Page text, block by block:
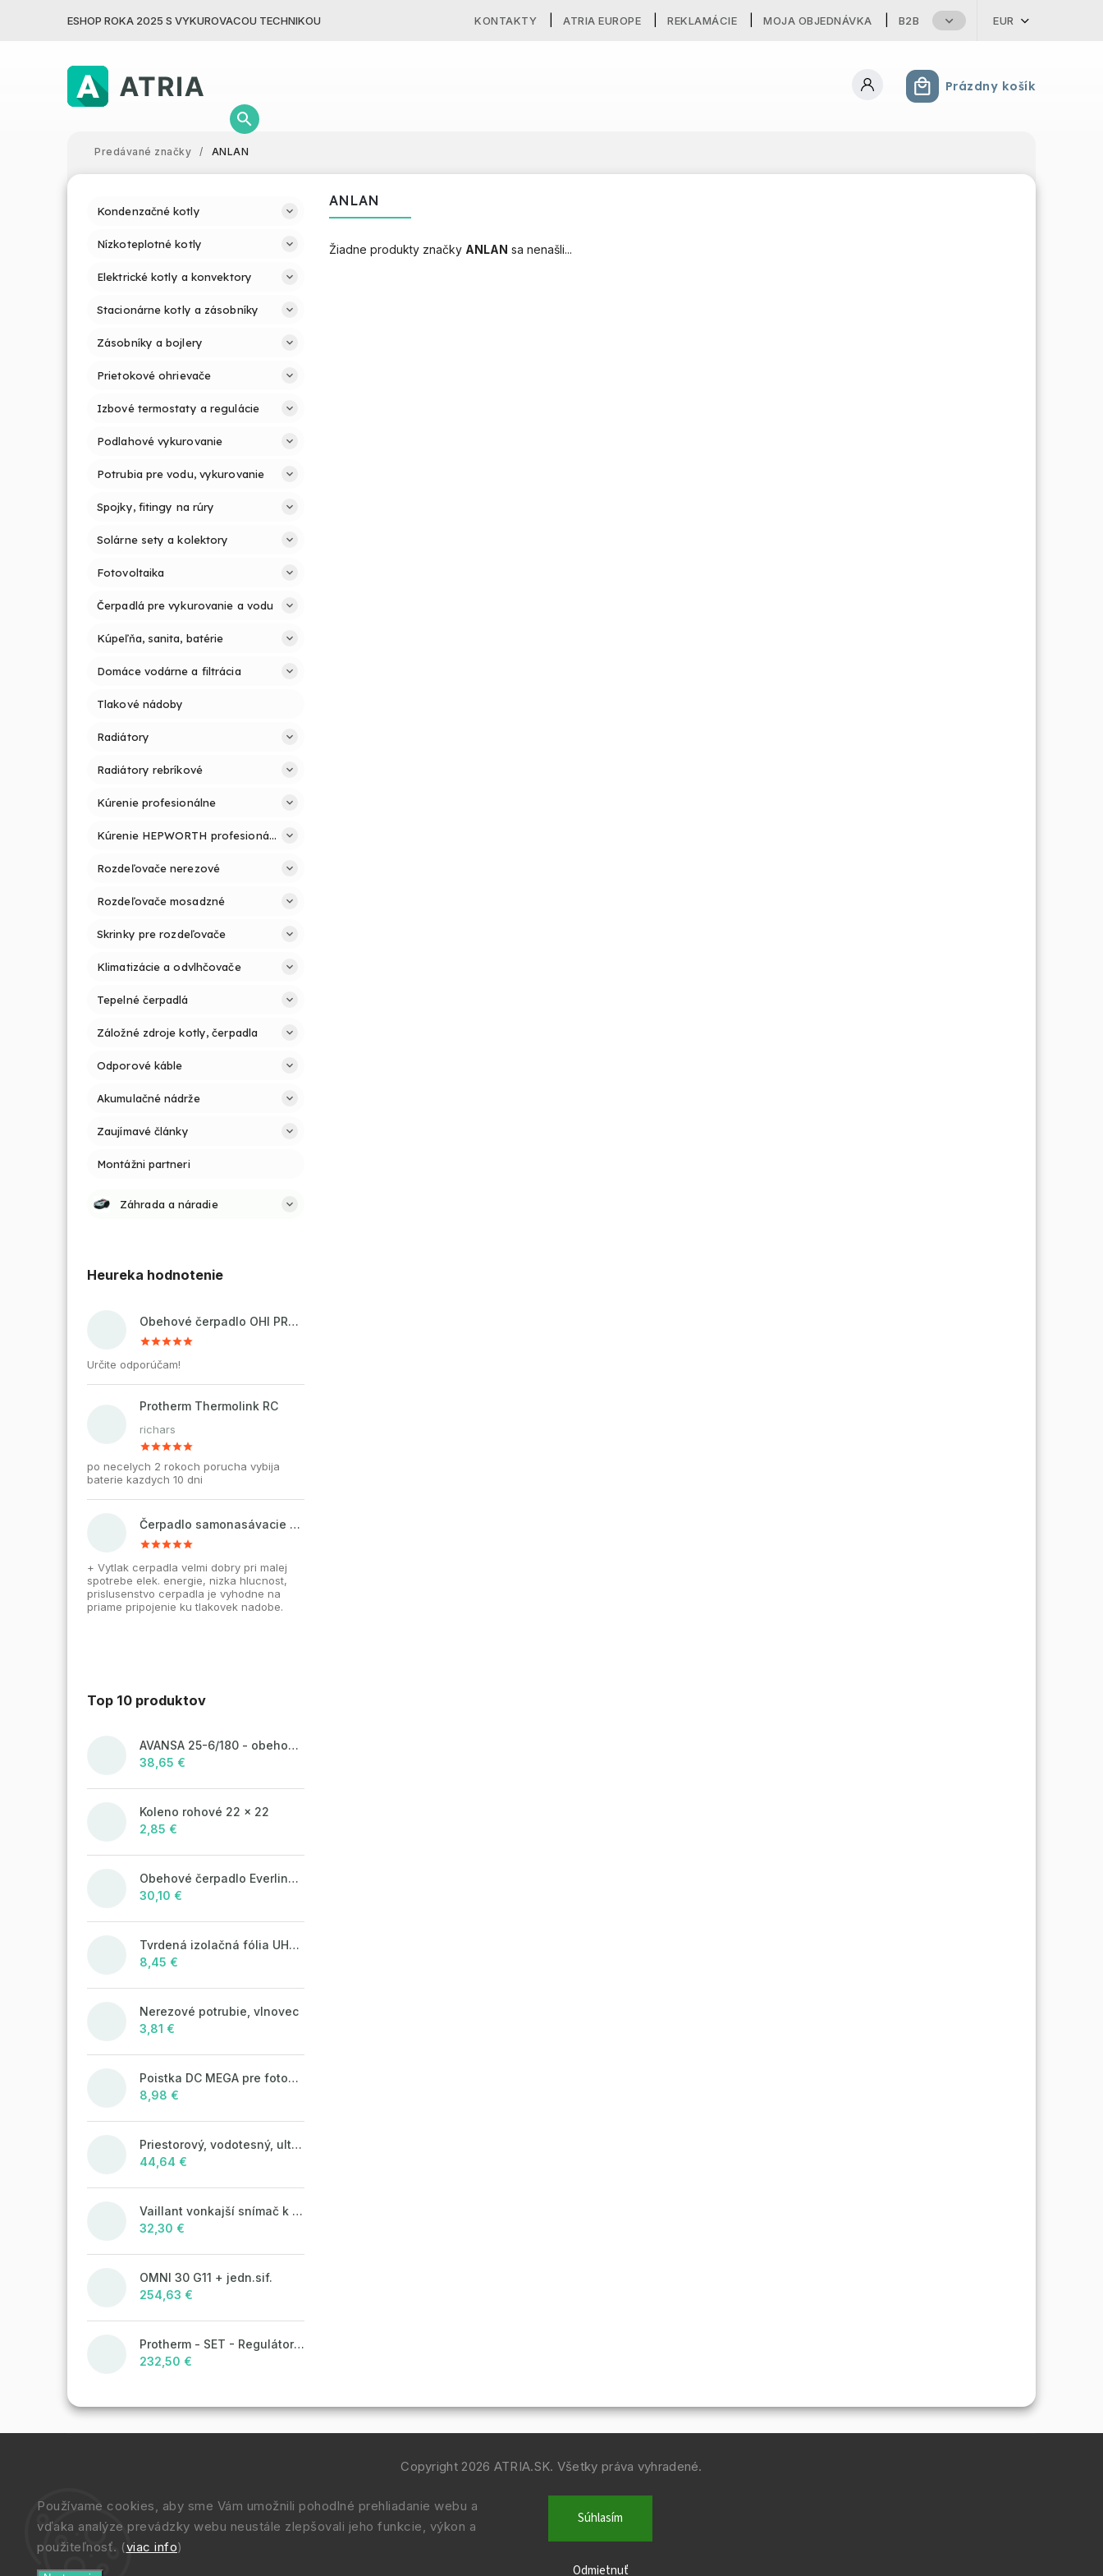
Používame cookies, aby sme Vám umožnili pohodlné prehliadanie webu a
vďaka analýze prevádzky webu neustále zlepšovali jeho funkcie, výkon a
použiteľnosť. (viac info)
Odmietnuť
Súhlasím
ESHOP ROKA 2025 S VYKUROVACOU TECHNIKOU KONTAKTY ATRIA EUROPE REKLAMÁCIE MOJA OBJEDNÁVKA B2B EUR
Nákupný košík
Prázdny košík
Predávané značky / ANLAN
Kondenzačné kotly
Nízkoteplotné kotly
Elektrické kotly a konvektory
Stacionárne kotly a zásobníky
Zásobníky a bojlery
Prietokové ohrievače
Izbové termostaty a regulácie
Podlahové vykurovanie
Potrubia pre vodu, vykurovanie
Spojky, fitingy na rúry
Solárne sety a kolektory
Fotovoltaika
Čerpadlá pre vykurovanie a vodu
Kúpeľňa, sanita, batérie
Domáce vodárne a filtrácia
Tlakové nádoby
Radiátory
Radiátory rebríkové
Kúrenie profesionálne
Kúrenie HEPWORTH profesionálne a jednoducho
Rozdeľovače nerezové
Rozdeľovače mosadzné
Skrinky pre rozdeľovače
Klimatizácie a odvlhčovače
Tepelné čerpadlá
Záložné zdroje kotly, čerpadla
Odporové káble
Akumulačné nádrže
Zaujímavé články
Montážni partneri
Záhrada a náradie
Heureka hodnotenie
Obehové čerpadlo OHI PRO 32-60/180 pre kúrenie a cirkuláciu vody
Určite odporúčam!
Protherm Thermolink RC
richars
po necelych 2 rokoch porucha vybija
baterie kazdych 10 dni
Čerpadlo samonasávacie WZI 750 na vodu, povrchové, liatinové
+ Vytlak cerpadla velmi dobry pri malej
spotrebe elek. energie, nizka hlucnost,
prislusenstvo cerpadla je vyhodne na
priame pripojenie ku tlakovek nadobe.
Top 10 produktov
AVANSA 25-6/180 - obehové čerpadlo, pripojovací závit 6/4"
38,65 €
Koleno rohové 22 x 22
2,85 €
Obehové čerpadlo Everline 25/4/180
30,10 €
Tvrdená izolačná fólia UHP50 (STIROTERMAL SOLO)
8,45 €
Nerezové potrubie, vlnovec
3,81 €
Poistka DC MEGA pre fotovoltaické systémy 125A/80V
8,98 €
Priestorový, vodotesný, ultrazvukový plašič na kuny, myši a potkany DRAGON ULTRASONIC CH360 - napájanie na batérie 4xAA
44,64 €
Vaillant vonkajší snímač k ekvitermickým reguláciám
32,30 €
OMNI 30 G11 + jedn.sif.
254,63 €
Protherm - SET - Regulátor MiGo Select + brána MiGo Link
232,50 €
ANLAN
Žiadne produkty značky ANLAN sa nenašli...
Copyright 2026 ATRIA.SK. Všetky práva vyhradené.